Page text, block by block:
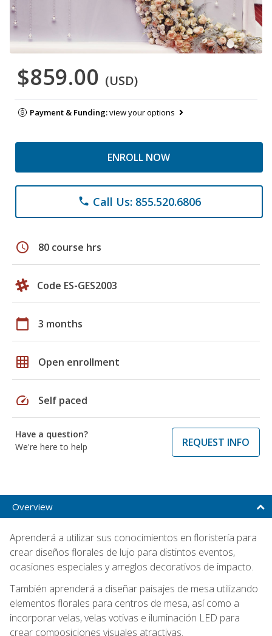
$859.00 (USD)
Payment & Funding:view your options
ENROLL NOW
phone Call Us: 855.520.6806
schedule 80 course hrs
Code ES-GES2003
calendar_today 3 months
grid_on Open enrollment
speed Self paced
Have a question?
We're here to help
REQUEST INFO
Overview
Aprenderá a utilizar sus conocimientos en floristería para
crear diseños florales de lujo para distintos eventos,
ocasiones especiales y arreglos decorativos de impacto.
También aprenderá a diseñar paisajes de mesa utilizando
elementos florales para centros de mesa, así como a
incorporar velas, velas votivas e iluminación LED para
crear composiciones visuales atractivas.